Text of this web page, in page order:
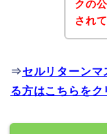
クの
され
⇒セルリターン
る方はこちらをク